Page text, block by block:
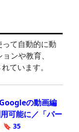
て自動的に動
ンや教育、
ています。
の動画編
可能に／「パー
🔖 35